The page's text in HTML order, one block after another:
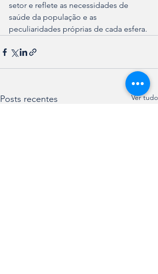
setor e reflete as necessidades de
saúde da população e as
peculiaridades próprias de cada esfera.
Posts recentes Ver tudo